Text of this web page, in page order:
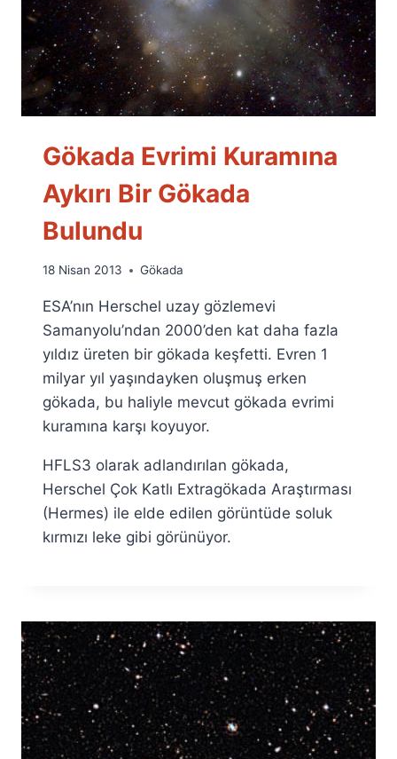
Gökada Evrimi Kuramına
Aykırı Bir Gökada
Bulundu
By
Fuat
Özyar
18 Nisan 2013 Gökada
ESA’nın Herschel uzay gözlemevi
Samanyolu’ndan 2000’den kat daha fazla
yıldız üreten bir gökada keşfetti. Evren 1
milyar yıl yaşındayken oluşmuş erken
gökada, bu haliyle mevcut gökada evrimi
kuramına karşı koyuyor.
HFLS3 olarak adlandırılan gökada,
Herschel Çok Katlı Extragökada Araştırması
(Hermes) ile elde edilen görüntüde soluk
kırmızı leke gibi görünüyor.